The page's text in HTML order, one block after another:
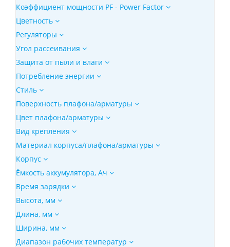
Коэффициент мощности PF - Power Factor
Цветность
Регуляторы
Угол рассеивания
Защита от пыли и влаги
Потребление энергии
Стиль
Поверхность плафона/арматуры
Цвет плафона/арматуры
Вид крепления
Материал корпуса/плафона/арматуры
Корпус
Ёмкость аккумулятора, Ач
Время зарядки
Высота, мм
Длина, мм
Ширина, мм
Диапазон рабочих температур